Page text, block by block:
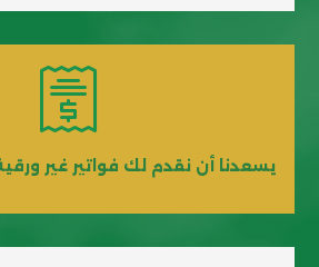

يسعدنا أن نقدم لك فواتير غير